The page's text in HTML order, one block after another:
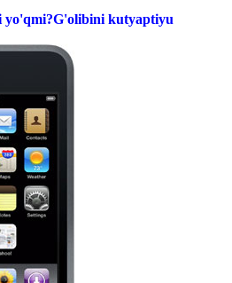
yo'qmi?G'olibini kutyaptiyu